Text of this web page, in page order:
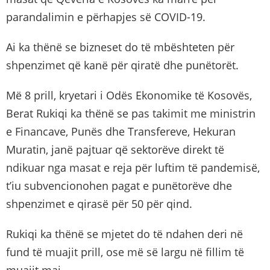
parandalimin e përhapjes së COVID-19.
Ai ka thënë se bizneset do të mbështeten për
shpenzimet që kanë për qiratë dhe punëtorët.
Më 8 prill, kryetari i Odës Ekonomike të Kosovës,
Berat Rukiqi ka thënë se pas takimit me ministrin
e Financave, Punës dhe Transfereve, Hekuran
Muratin, janë pajtuar që sektorëve direkt të
ndikuar nga masat e reja për luftim të pandemisë,
t’iu subvencionohen pagat e punëtorëve dhe
shpenzimet e qirasë për 50 për qind.
Rukiqi ka thënë se mjetet do të ndahen deri në
fund të muajit prill, ose më së largu në fillim të